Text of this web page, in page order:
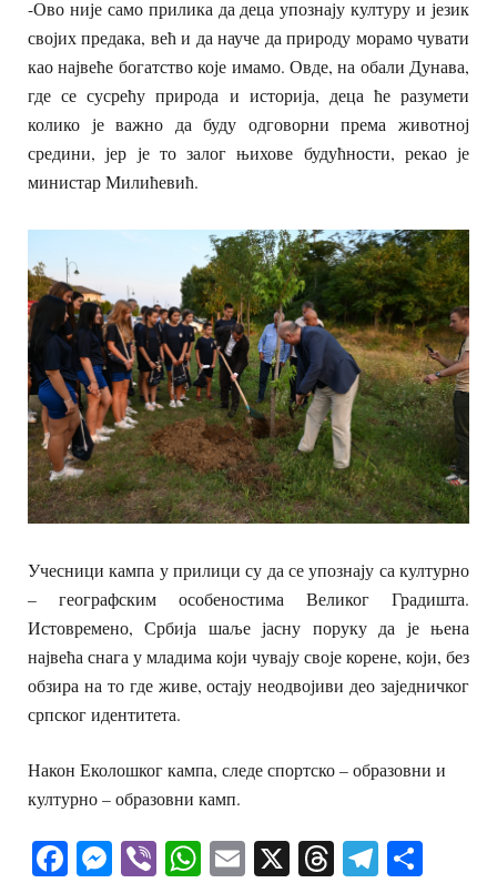
-Ово није само прилика да деца упознају културу и језик
својих предака, већ и да науче да природу морамо чувати
као највеће богатство које имамо. Овде, на обали Дунава,
где се сусрећу природа и историја, деца ће разумети
колико је важно да буду одговорни према животној
средини, јер је то залог њихове будућности, рекао је
министар Милићевић.
Учесници кампа у прилици су да се упознају са културно
– географским особеностима Великог Градишта.
Истовремено, Србија шаље јасну поруку да је њена
највећа снага у младима који чувају своје корене, који, без
обзира на то где живе, остају неодвојиви део заједничког
српског идентитета.
Након Еколошког кампа, следе спортско – образовни и
културно – образовни камп.
Facebook
Messenger
ViberWhatsApp
Email
X Threads